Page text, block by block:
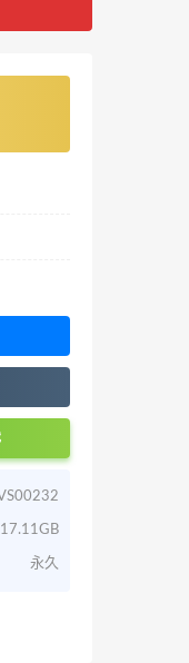
永久